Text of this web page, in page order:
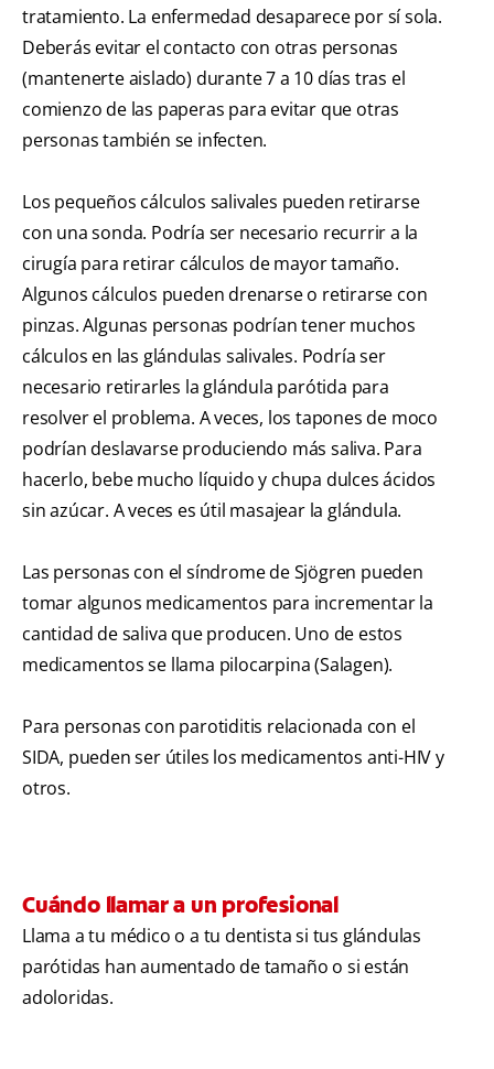
tratamiento. La enfermedad desaparece por sí sola.
Deberás evitar el contacto con otras personas
(mantenerte aislado) durante 7 a 10 días tras el
comienzo de las paperas para evitar que otras
personas también se infecten.
Los pequeños cálculos salivales pueden retirarse
con una sonda. Podría ser necesario recurrir a la
cirugía para retirar cálculos de mayor tamaño.
Algunos cálculos pueden drenarse o retirarse con
pinzas. Algunas personas podrían tener muchos
cálculos en las glándulas salivales. Podría ser
necesario retirarles la glándula parótida para
resolver el problema. A veces, los tapones de moco
podrían deslavarse produciendo más saliva. Para
hacerlo, bebe mucho líquido y chupa dulces ácidos
sin azúcar. A veces es útil masajear la glándula.
Las personas con el síndrome de Sjögren pueden
tomar algunos medicamentos para incrementar la
cantidad de saliva que producen. Uno de estos
medicamentos se llama pilocarpina (Salagen).
Para personas con parotiditis relacionada con el
SIDA, pueden ser útiles los medicamentos anti-HIV y
otros.
Cuándo llamar a un profesional
Llama a tu médico o a tu dentista si tus glándulas
parótidas han aumentado de tamaño o si están
adoloridas.